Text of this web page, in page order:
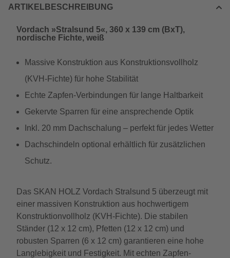
ARTIKELBESCHREIBUNG
Vordach »Stralsund 5«, 360 x 139 cm (BxT),
nordische Fichte, weiß
Massive Konstruktion aus Konstruktionsvollholz
(KVH-Fichte) für hohe Stabilität
Echte Zapfen-Verbindungen für lange Haltbarkeit
Gekervte Sparren für eine ansprechende Optik
Inkl. 20 mm Dachschalung – perfekt für jedes Wetter
Dachschindeln optional erhältlich für zusätzlichen
Schutz.
Das SKAN HOLZ Vordach Stralsund 5 überzeugt mit
einer massiven Konstruktion aus hochwertigem
Konstruktionvollholz (KVH-Fichte). Die stabilen
Ständer (12 x 12 cm), Pfetten (12 x 12 cm) und
robusten Sparren (6 x 12 cm) garantieren eine hohe
Langlebigkeit und Festigkeit. Mit echten Zapfen-